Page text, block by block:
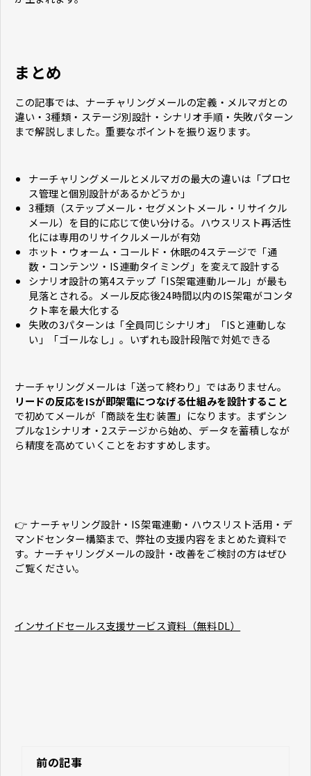
まとめ
この記事では、ナーチャリングメールの定義・メルマガとの
違い・3種類・ステージ別設計・シナリオ手順・失敗パターン
まで解説しました。重要なポイントを振り返ります。
ナーチャリングメールとメルマガの最大の違いは「プロセ
ス管理と個別設計があるかどうか」
3種類（ステップメール・セグメントメール・リサイクル
メール）を目的に応じて使い分ける。ハウスリスト再活性
化には専用のリサイクルメールが有効
ホット・ウォーム・コールド・休眠の4ステージで「通
数・コンテンツ・IS連動タイミング」を変えて設計する
シナリオ設計の第4ステップ「IS架電連動ルール」が最も
見落とされる。メール反応後24時間以内のIS架電がコンタ
クト率を最大化する
失敗の3パターンは「全員同じシナリオ」「ISと連動しな
い」「ゴールなし」。いずれも設計段階で対処できる
ナーチャリングメールは「送って終わり」ではありません。
リードの反応をISが即架電につなげる仕組みを設計すること
で初めてメールが「商談を生む装置」になります。まずシン
プルな1シナリオ・2ステージから始め、データを蓄積しなが
ら精度を高めていくことをおすすめします。
👉 ナーチャリング設計・IS架電連動・ハウスリスト活用・デ
マンドセンター構築まで、弊社の支援内容をまとめた資料で
す。ナーチャリングメールの設計・改善をご検討の方はぜひ
ご覧ください。
インサイドセールス支援サービス資料（無料DL）
前の記事